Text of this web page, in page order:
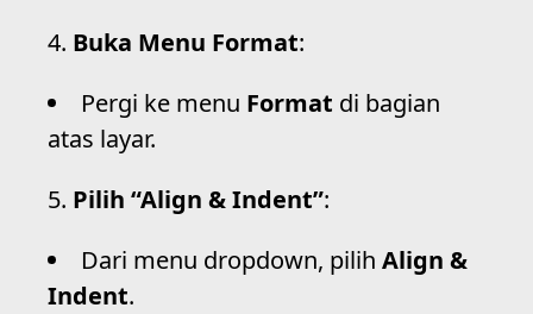
Buka Menu Format:
Pergi ke menu Format di bagian
atas layar.
Pilih “Align & Indent”:
Dari menu dropdown, pilih Align &
Indent.